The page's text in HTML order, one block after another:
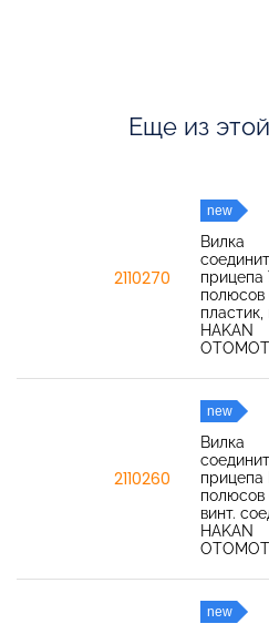
Еще из
2110270
new
Вилка
прицепа
полюсов
пластик,
HAKAN
2110260
new
Вилка
прицепа
полюсов
винт.
HAKAN
new